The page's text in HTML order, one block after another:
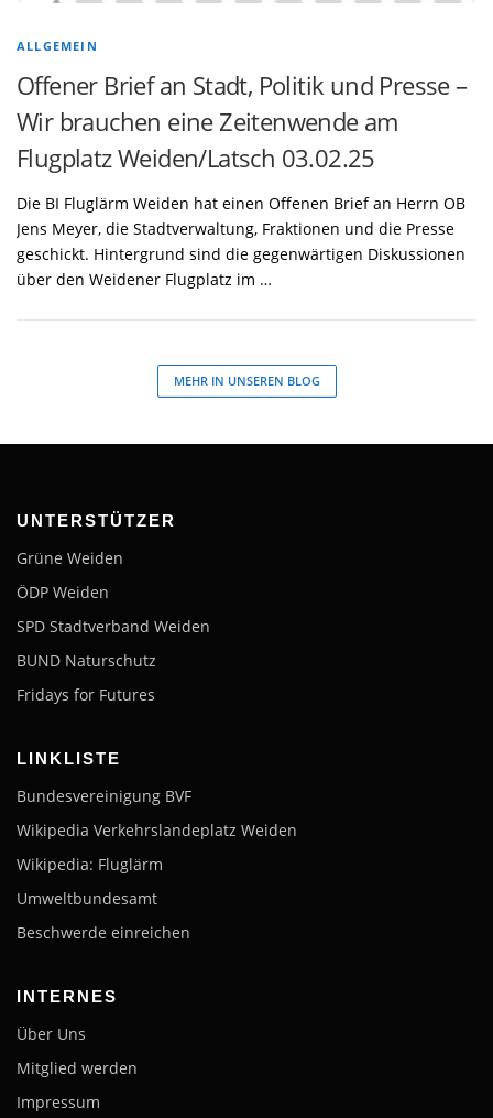
ALLGEMEIN
Offener Brief an Stadt, Politik und Presse –
Wir brauchen eine Zeitenwende am
Flugplatz Weiden/Latsch 03.02.25
Die BI Fluglärm Weiden hat einen Offenen Brief an Herrn OB
Jens Meyer, die Stadtverwaltung, Fraktionen und die Presse
geschickt. Hintergrund sind die gegenwärtigen Diskussionen
über den Weidener Flugplatz im …
MEHR IN UNSEREN BLOG
UNTERSTÜTZER
Grüne Weiden
ÖDP Weiden
SPD Stadtverband Weiden
BUND Naturschutz
Fridays for Futures
LINKLISTE
Bundesvereinigung BVF
Wikipedia Verkehrslandeplatz Weiden
Wikipedia: Fluglärm
Umweltbundesamt
Beschwerde einreichen
INTERNES
Über Uns
Mitglied werden
Impressum